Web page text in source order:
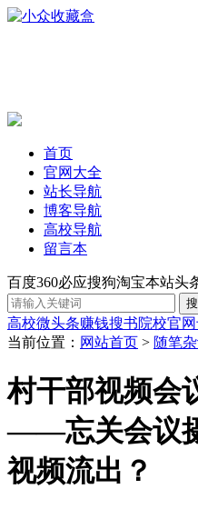
首页
官网大全
站长导航
博客导航
高校导航
留言本
百度360必应搜狗淘宝本站头
高校微头条赚钱搜书院校官网
当前位置： 网站首页 > 随笔
村干部视频会
——忘关会议
视频流出？